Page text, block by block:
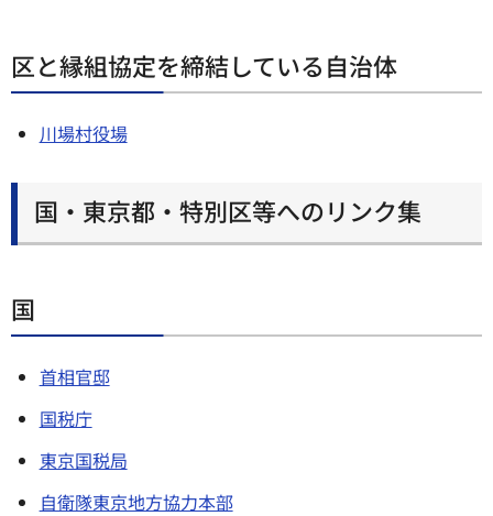
区と縁組協定を締結している自治体
川場村役場
国・東京都・特別区等へのリンク集
国
首相官邸
国税庁
東京国税局
自衛隊東京地方協力本部